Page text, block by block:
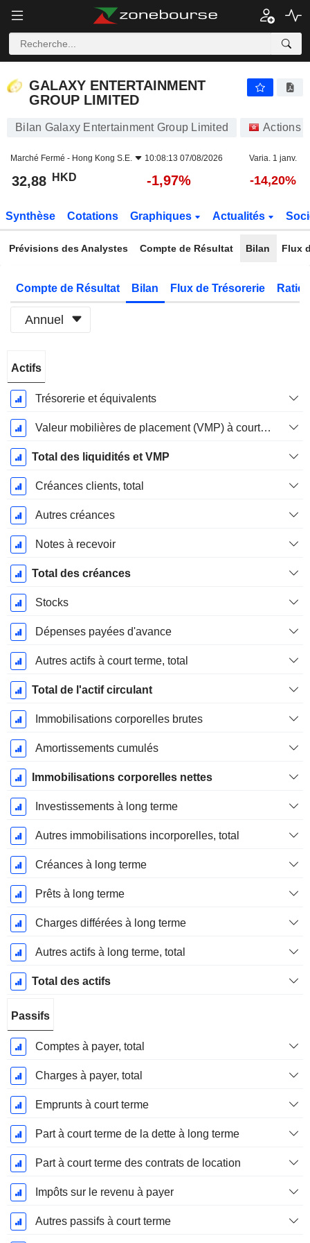
GALAXY ENTERTAINMENT
GROUP LIMITED
Bilan Galaxy Entertainment Group Limited Actions
Marché Fermé - Hong Kong S.E. 10:08:13 07/08/2026 Varia. 1 janv.
32,88 HKD -1,97% -14,20%
Synthèse Cotations Graphiques Actualités
Prévisions des Analystes Compte de Résultat Bilan Flux
Compte de Résultat Bilan Flux de Trésorerie
Annuel
Fiscale:
Décembre
Actifs
Trésorerie et équivalents
Valeur mobilières de placement (VMP) à court terme
Total des liquidités et VMP
Créances clients, total
Autres créances
Notes à recevoir
Total des créances
Stocks
Dépenses payées d'avance
Autres actifs à court terme, total
Total de l'actif circulant
Immobilisations corporelles brutes
Amortissements cumulés
Immobilisations corporelles nettes
Investissements à long terme
Autres immobilisations incorporelles, total
Créances à long terme
Prêts à long terme
Charges différées à long terme
Autres actifs à long terme, total
Total des actifs
Passifs
Comptes à payer, total
Charges à payer, total
Emprunts à court terme
Part à court terme de la dette à long terme
Part à court terme des contrats de location
Impôts sur le revenu à payer
Autres passifs à court terme